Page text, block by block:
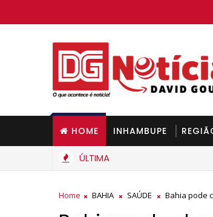
HOME INHAMBUPE
ÚLTIMA
Home BAHIA SAÚDE Bahia pode